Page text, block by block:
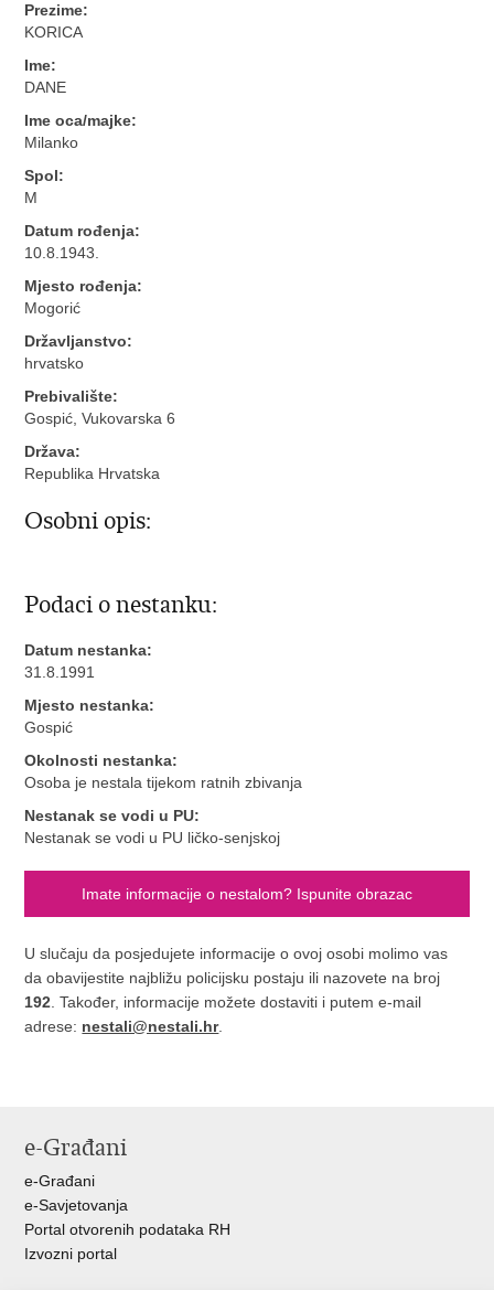
Prezime:
KORICA
Ime:
DANE
Ime oca/majke:
Milanko
Spol:
M
Datum rođenja:
10.8.1943.
Mjesto rođenja:
Mogorić
Državljanstvo:
hrvatsko
Prebivalište:
Gospić, Vukovarska 6
Država:
Republika Hrvatska
Osobni opis:
Podaci o nestanku:
Datum nestanka:
31.8.1991
Mjesto nestanka:
Gospić
Okolnosti nestanka:
Osoba je nestala tijekom ratnih zbivanja
Nestanak se vodi u PU:
Nestanak se vodi u PU ličko-senjskoj
Imate informacije o nestalom? Ispunite obrazac
U slučaju da posjedujete informacije o ovoj osobi molimo vas
da obavijestite najbližu policijsku postaju ili nazovete na broj
192. Također, informacije možete dostaviti i putem e-mail
adrese: nestali@nestali.hr.
e-Građani
e-Građani
e-Savjetovanja
Portal otvorenih podataka RH
Izvozni portal